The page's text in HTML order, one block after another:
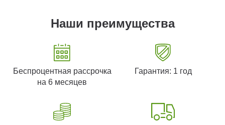
Наши преимущества
Беспроцентная рассрочка
на 6 месяцев
Гарантия: 1 год